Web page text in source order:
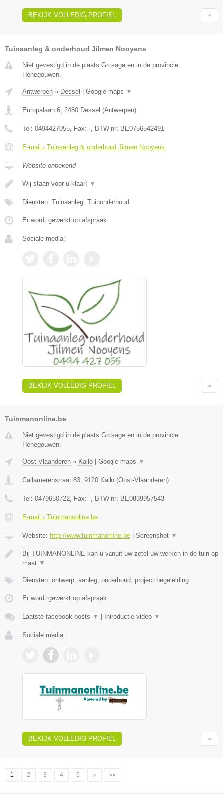
BEKIJK VOLLEDIG PROFIEL
Tuinaanleg & onderhoud Jilmen Nooyens
Niet gevestigd in de plaats Grosage en in de provincie
Henegouwen.
Antwerpen » Dessel Google maps ▼
Europalaan 6, 2480 Dessel (Antwerpen)
Tel: 0494427055, Fax: -, BTW-nr: BE0756542491
E-mail › Tuinaanleg & onderhoud Jilmen Nooyens
Website onbekend
Wij staan voor u klaar! ▼
Diensten: Tuinaanleg, Tuinonderhoud
Er wordt gewerkt op afspraak.
Sociale media:
BEKIJK VOLLEDIG PROFIEL
Tuinmanonline.be
Niet gevestigd in de plaats Grosage en in de provincie
Henegouwen.
Oost-Vlaanderen » Kallo Google maps ▼
Callamerenstraat 83 9120 Kallo (Oost-Vlaanderen)
Tel: 0479650722 , Fax: - , BTW-nr: BE0839957543
E-mail › Tuinmanonline.be
Website: http://www.tuinmanonline.be Screenshot ▼
Bij TUINMANONLINE kan u vanuit uw zetel uw werken in de tuin op
maat ▼
Diensten: ontwerp, aanleg, onderhoud, project begeleiding
Er wordt gewerkt op afspraak.
Laatste facebook posts ▼ Introductie video ▼
Sociale media:
BEKIJK VOLLEDIG PROFIEL
1 2 3 4 5 » »»